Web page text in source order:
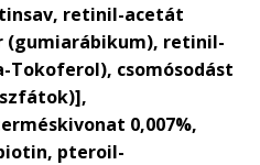
retinil-acetát
retinil-
csomósodást
0,007%,
pteroil-